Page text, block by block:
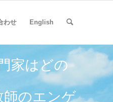
わせ English
家はどの
師のエンゲ